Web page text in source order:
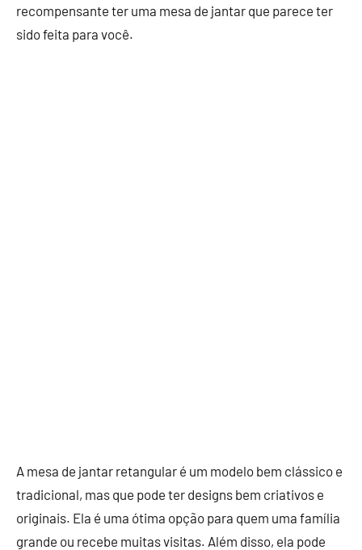
recompensante ter uma mesa de jantar que parece ter
sido feita para você.
A mesa de jantar retangular é um modelo bem clássico e
tradicional, mas que pode ter designs bem criativos e
originais. Ela é uma ótima opção para quem uma família
grande ou recebe muitas visitas. Além disso, ela pode